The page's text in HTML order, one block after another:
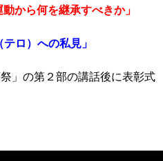
から何を継承すべきか」
ロ）への私見」
」の第２部の講話後に表彰式